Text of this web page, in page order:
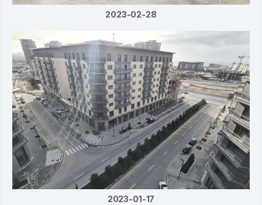
2023-02-28
2023-01-17